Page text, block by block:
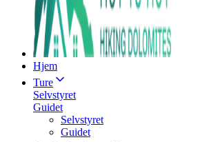
Hjem
Ture
Selvstyret
Guidet
Selvstyret
Guidet